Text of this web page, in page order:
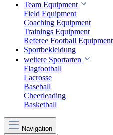
Team Equipment
Field Equipment
Coaching Equipment
Trainings Equipment
Referee Football Equipment
Sportbekleidung
weitere Sportarten
Flagfootball
Lacrosse
Baseball
Cheerleading
Basketball
Navigation